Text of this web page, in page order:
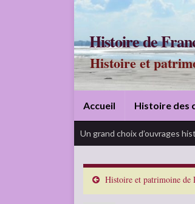
Histoire de
Histoire et
Accueil Histoire des
Un grand choix d’ouvrages
Histoire et patrimoine de